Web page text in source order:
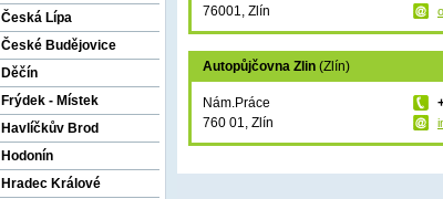
Česká Lípa
České Budějovice
Děčín
Frýdek - Místek
Havlíčkův Brod
Hodonín
Hradec Králové
76001, Zlín
Autopůjčovna Zlin (Zlín)
Nám.Práce
760 01, Zlín